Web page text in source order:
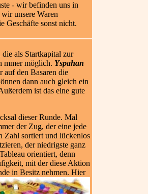
- wir befinden uns in
unsere Waren
Geschäfte sonst nicht.
als Startkapital zur
mmer möglich. Yspahan
auf den Basaren die
dann auch gleich ein
ist das eine gute
dieser Runde. Mal
der Zug, der eine jede
Zahl sortiert und lückenlos
der niedrigste ganz
orientiert, denn
mit der diese Aktion
in Besitz nehmen. Hier